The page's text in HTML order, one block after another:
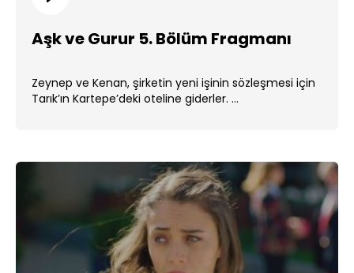
Aşk ve Gurur 5. Bölüm Fragmanı
Zeynep ve Kenan, şirketin yeni işinin sözleşmesi için
Tarık’ın Kartepe’deki oteline giderler. ...